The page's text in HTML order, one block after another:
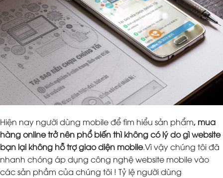
Hiện nay người dùng mobile để tìm hiểu sản phẩm, mua
hàng online trở nên phổ biến thì không có lý do gì website
bạn lại không hỗ trợ giao diện mobile.Vì vậy chúng tôi đã
nhanh chóng áp dụng công nghệ website mobile vào
các sản phầm của chúng tôi ! Tỷ lệ người dùng